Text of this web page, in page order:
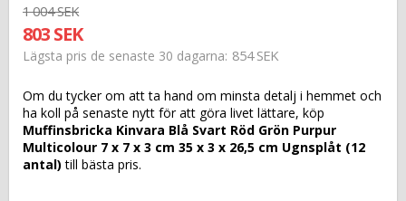
1 004 SEK
803 SEK
Lägsta pris de senaste 30 dagarna 854 SEK
Om du tycker om att ta hand om minsta detalj i hemmet och
ha koll på senaste nytt för att göra livet lättare, köp
Muffinsbricka Kinvara Blå Svart Röd Grön Purpur
Multicolour 7 x 7 x 3 cm 35 x 3 x 26,5 cm Ugnsplåt (12
antal) till bästa pris.